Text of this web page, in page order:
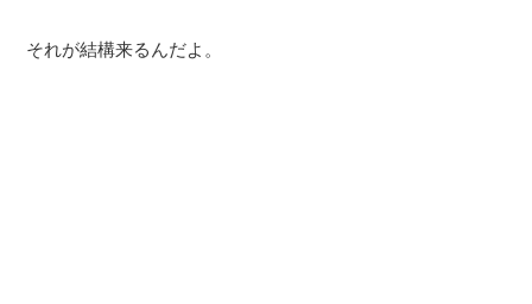
それが結構来るんだよ。